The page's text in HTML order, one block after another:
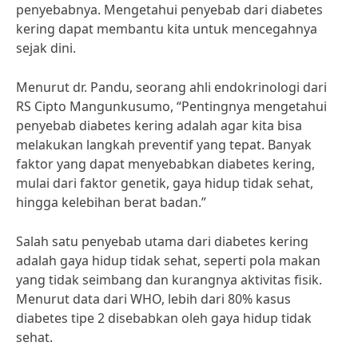
penyebabnya. Mengetahui penyebab dari diabetes
kering dapat membantu kita untuk mencegahnya
sejak dini.
Menurut dr. Pandu, seorang ahli endokrinologi dari
RS Cipto Mangunkusumo, “Pentingnya mengetahui
penyebab diabetes kering adalah agar kita bisa
melakukan langkah preventif yang tepat. Banyak
faktor yang dapat menyebabkan diabetes kering,
mulai dari faktor genetik, gaya hidup tidak sehat,
hingga kelebihan berat badan.”
Salah satu penyebab utama dari diabetes kering
adalah gaya hidup tidak sehat, seperti pola makan
yang tidak seimbang dan kurangnya aktivitas fisik.
Menurut data dari WHO, lebih dari 80% kasus
diabetes tipe 2 disebabkan oleh gaya hidup tidak
sehat.